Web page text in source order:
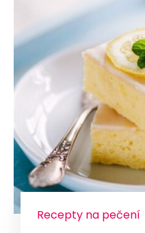
Recepty na pečení